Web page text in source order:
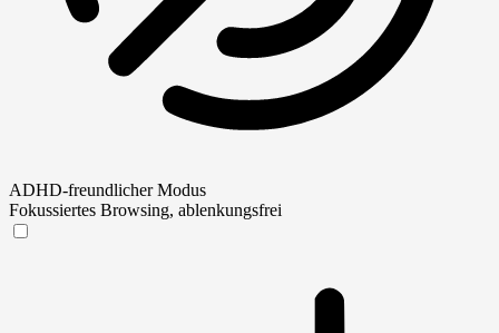
ADHD-freundlicher Modus
Fokussiertes Browsing, ablenkungsfrei